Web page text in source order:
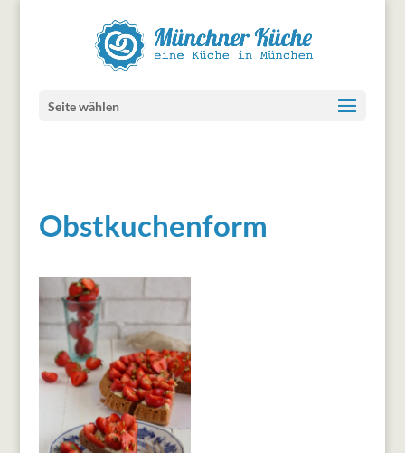
Seite wählen
Obstkuchenform